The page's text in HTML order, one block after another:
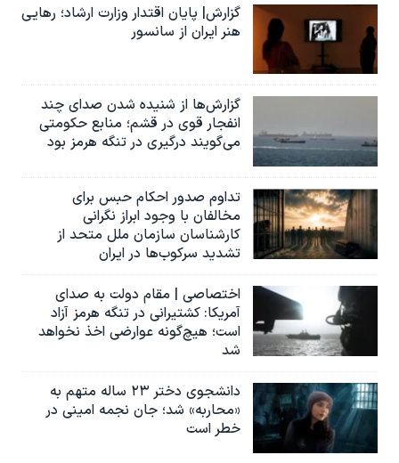
گزارش| پایان اقتدار وزارت ارشاد؛ رهایی
هنر ایران از سانسور
گزارش‌ها از شنیده شدن صدای چند
انفجار قوی در قشم؛ منابع حکومتی
می‌گویند درگیری در تنگه هرمز بود
تداوم صدور احکام حبس برای
مخالفان با وجود ابراز نگرانی
کارشناسان سازمان ملل متحد از
تشدید سرکوب‌ها در ایران
اختصاصی | مقام دولت به صدای
آمریکا: کشتیرانی در تنگه هرمز آزاد
است؛ هیچ‌گونه عوارضی اخذ نخواهد
شد
دانشجوی دختر ۲۳ ساله متهم به
«محاربه» شد؛ جان نجمه امینی در
خطر است